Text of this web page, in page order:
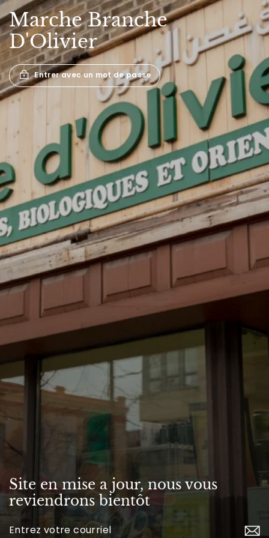
MarcheBranche
D'Olivier
Entrer avec un mot de passe
Site en mise a jour, nous vous
reviendrons bientôt
Inscrivez-